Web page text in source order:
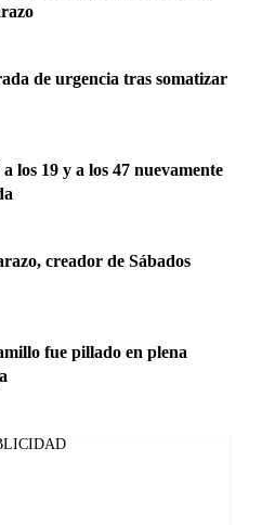
de urgencia tras somatizar
los 19 y a los 47 nuevamente
creador de Sábados
fue pillado en plena